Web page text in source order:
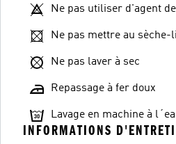
Ne pas utiliser d'agent
Ne pas mettre au sèche-
Ne pas laver à sec
Repassage à fer doux
Lavage en machine à
INFORMATIONS